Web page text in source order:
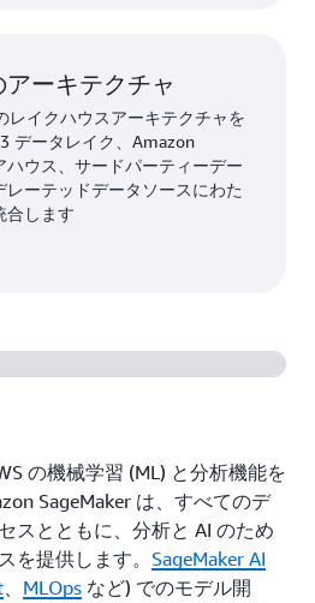
ーキテクチャ
レイクハウスアーキテクチャを
データレイク、Amazon
ウス、サードパーティーデー
レーテッドデータソースにわた
合します
の機械学習 (ML) と分析機能を
SageMaker は、すべてのデ
スとともに、分析と AI のため
を提供します。 SageMaker AI
、 MLOps など) でのモデル開